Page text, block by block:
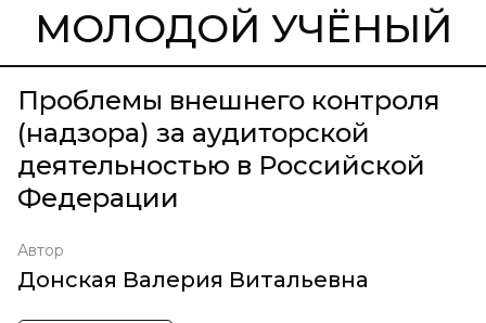
МОЛОДОЙ УЧЁНЫЙ
Проблемы внешнего контроля
(надзора) за аудиторской
деятельностью в Российской
Федерации
Автор
Донская Валерия Витальевна